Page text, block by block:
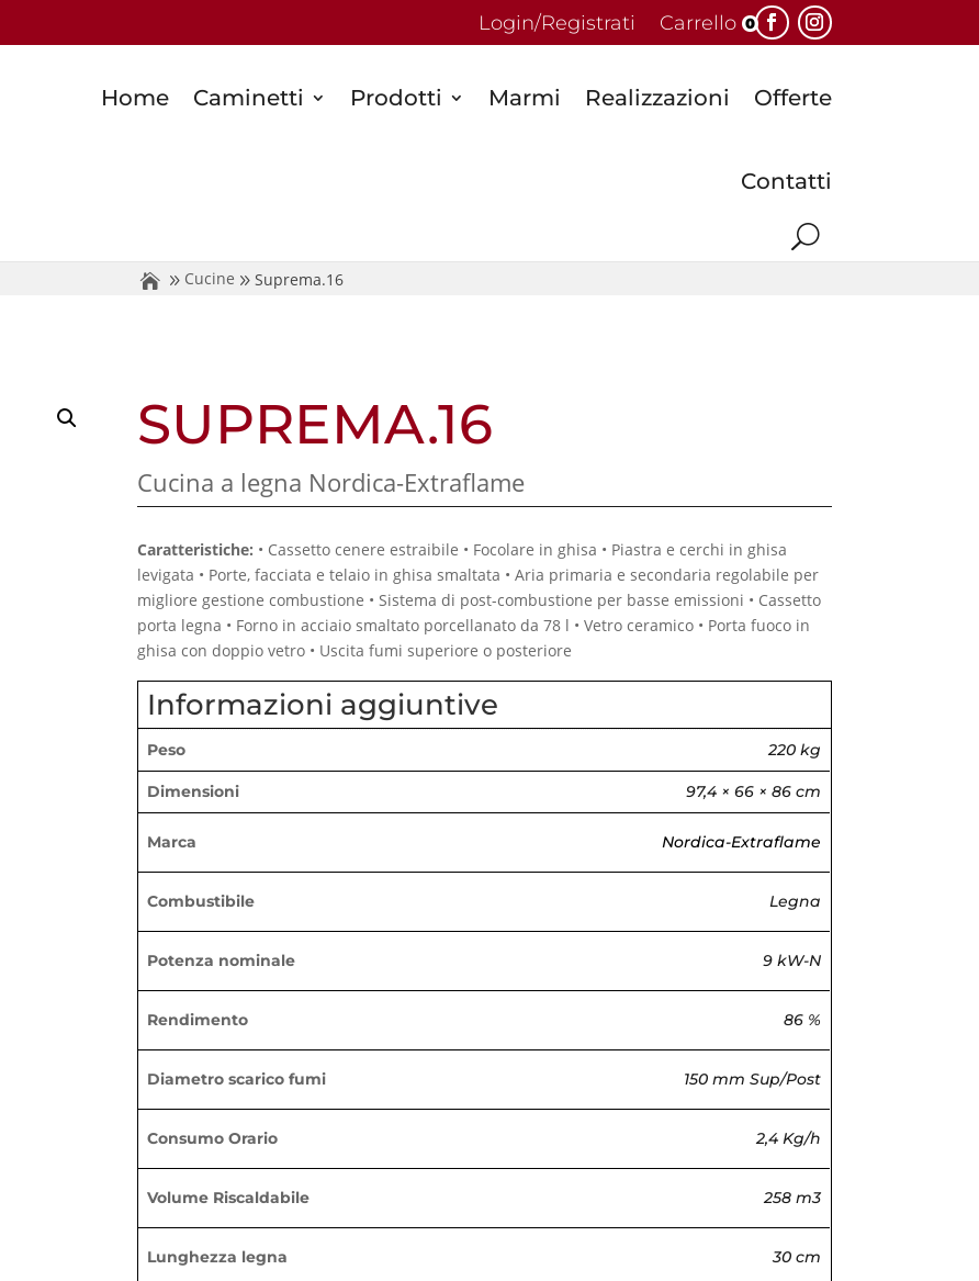
Login/Registrati Carrello 0
Home Caminetti Prodotti Marmi Realizzazioni Offerte
Contatti
Cucine Suprema.16
SUPREMA.16
Cucina a legna Nordica-Extraflame
Caratteristiche: • Cassetto cenere estraibile • Focolare in ghisa • Piastra e cerchi in ghisa
levigata • Porte, facciata e telaio in ghisa smaltata • Aria primaria e secondaria regolabile per
migliore gestione combustione • Sistema di post-combustione per basse emissioni • Cassetto
porta legna • Forno in acciaio smaltato porcellanato da 78 l • Vetro ceramico • Porta fuoco in
ghisa con doppio vetro • Uscita fumi superiore o posteriore
Informazioni aggiuntive
Peso 220 kg
Dimensioni 97,4 × 66 × 86 cm
Marca Nordica-Extraflame
Combustibile Legna
Potenza nominale 9 kW-N
Rendimento 86 %
Diametro scarico fumi 150 mm Sup/Post
Consumo Orario 2,4 Kg/h
Volume Riscaldabile 258 m3
Lunghezza legna 30 cm